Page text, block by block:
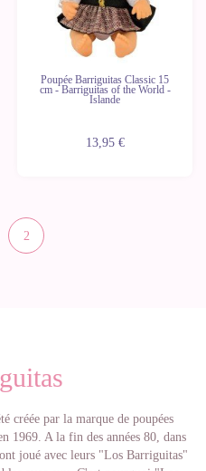
Poupée Barriguitas Classic 15
cm - Barriguitas of the World -
Islande
13,95 €
2
créée par la marque de poupées
1969. A la fin des années 80, dans
joué avec leurs "Los Barriguitas"